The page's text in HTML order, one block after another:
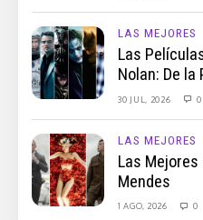
LAS MEJORES
Las
Nolan: De la
30 JUL, 2026 0
LAS MEJORES
Las
Mendes
1 AGO, 2026 0